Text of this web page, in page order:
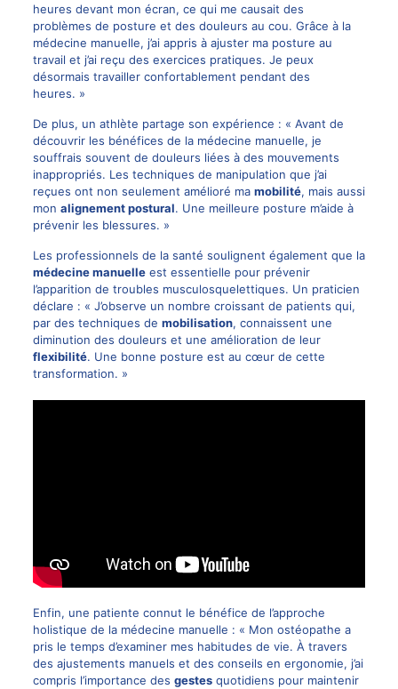
heures devant mon écran, ce qui me causait des
problèmes de posture et des douleurs au cou. Grâce à la
médecine manuelle, j’ai appris à ajuster ma posture au
travail et j’ai reçu des exercices pratiques. Je peux
désormais travailler confortablement pendant des
heures. »
De plus, un athlète partage son expérience : « Avant de
découvrir les bénéfices de la médecine manuelle, je
souffrais souvent de douleurs liées à des mouvements
inappropriés. Les techniques de manipulation que j’ai
reçues ont non seulement amélioré ma mobilité, mais aussi
mon alignement postural. Une meilleure posture m’aide à
prévenir les blessures. »
Les professionnels de la santé soulignent également que la
médecine manuelleest essentielle pour prévenir
l’apparition de troubles musculosquelettiques. Un praticien
déclare : « J’observe un nombre croissant de patients qui,
par des techniques de mobilisation, connaissent une
diminution des douleurs et une amélioration de leur
flexibilité. Une bonne posture est au cœur de cette
transformation. »
Enfin, une patiente connut le bénéfice de l’approche
holistique de la médecine manuelle : « Mon ostéopathe a
pris le temps d’examiner mes habitudes de vie. À travers
des ajustements manuels et des conseils en ergonomie, j’ai
compris l’importance des gestesquotidiens pour maintenir